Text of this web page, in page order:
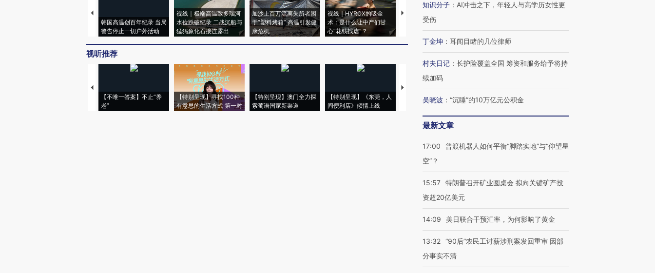
韩国高温创百年纪录 当局
警告停止一切户外活动
视线｜极端高温致多瑙河
水位跌破纪录 二战沉船与
猛犸象化石接连露出
加沙上百万流离失所者困
于“塑料烤箱” 高温引发健
康危机
视线｜HYROX的吸金
术：是什么让中产们甘
心“花钱找虐”？
马航飞行员跨国走私7万
粒摇头丸 尿检体内含3种
育部长拱下台
飞地休达
视听推荐
【不唯一答案】不止“养
老”
【特别呈现】寻找100种
有意思的生活方式·第一对
【特别呈现】澳门全力探
索葡语国家新渠道
【特别呈现】《东莞，人
间便利店》倾情上线
【推广】走进第四届链博
会，让数智科技“链”接产
【特别呈现】寻找100种
有意思的生活方式·第三对
【商旅对话】华住集团
知识分子 ： AI冲击之下，年轻人与高学历女性更
受伤
丁金坤 ： 耳闻目睹的几位律师
村夫日记 ： 长护险覆盖全国 筹资和服务给予将持
续加码
吴晓波 ： “沉睡”的10万亿元公积金
最新文章
17:00
普渡机器人如何平衡“脚踏实地”与“仰望星
空”？
15:57 特朗普召开矿业圆桌会 拟向关键矿产投
资超20亿美元
14:09 美日联合干预汇率，为何影响了黄金
13:32 “90后”农民工讨薪涉刑案发回重审 因部
分事实不清